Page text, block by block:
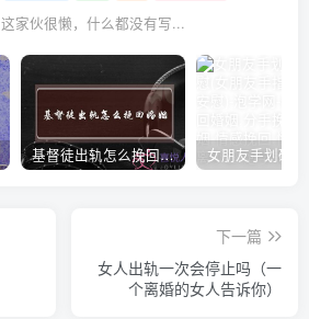
这家伙很懒，什么都没有写...
基督徒出轨怎么挽回婚姻(基督徒面对出轨婚姻)
下一篇
女人出轨一次会停止吗（一
个离婚的女人告诉你）